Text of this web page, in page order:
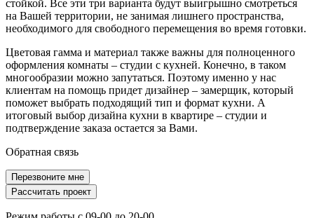
Черные С фасадами мдф
Материал для фасадов Дизайн проект
стойкой. Все эти три варианта будут выигрышно смотреться
на Вашей территории, не занимая лишнего пространства,
необходимого для свободного перемещения во время готовки.
Цветовая гамма и материал также важны для полноценного
оформления комнаты – студии с кухней. Конечно, в таком
многообразии можно запутаться. Поэтому именно у нас
клиентам на помощь придет дизайнер – замерщик, который
поможет выбрать подходящий тип и формат кухни. А
итоговый выбор дизайна кухни в квартире – студии и
подтверждение заказа остается за Вами.
Обратная связь
Перезвоните мне
Рассчитать проект